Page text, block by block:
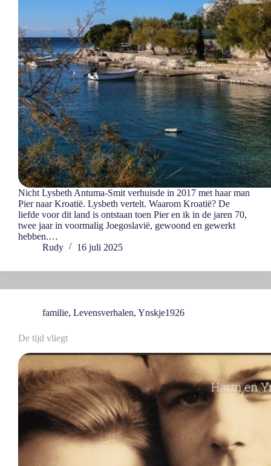
Nicht Lysbeth Antuma-Smit verhuisde in 2017 met haar man
Pier naar Kroatië. Lysbeth vertelt. Waarom Kroatië? De
liefde voor dit land is ontstaan toen Pier en ik in de jaren 70,
twee jaar in voormalig Joegoslavië, gewoond en gewerkt
hebben.…
Rudy
16 juli 2025
familie, Levensverhalen, Ynskje1926
De tijd vliegt